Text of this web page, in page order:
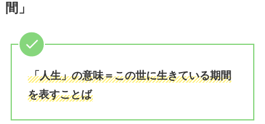
間」
「人生」の意味＝この世に生きている期間
を表すことば